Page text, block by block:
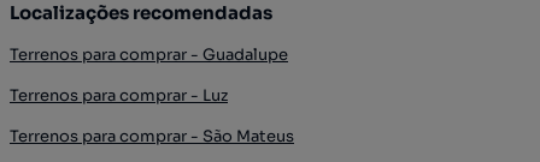
Localizações recomendadas
Terrenos para comprar - Guadalupe
Terrenos para comprar - Luz
Terrenos para comprar - São Mateus